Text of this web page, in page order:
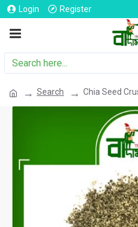
Login Register
Search Chia Seed